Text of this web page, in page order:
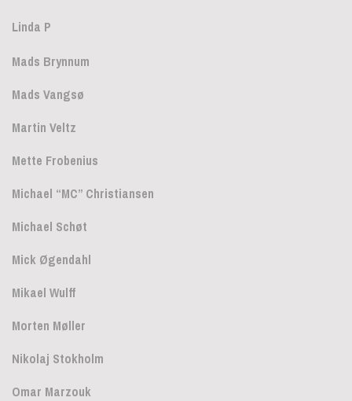
Linda P
Mads Brynnum
Mads Vangsø
Martin Veltz
Mette Frobenius
Michael “MC” Christiansen
Michael Schøt
Mick Øgendahl
Mikael Wulff
Morten Møller
Nikolaj Stokholm
Omar Marzouk